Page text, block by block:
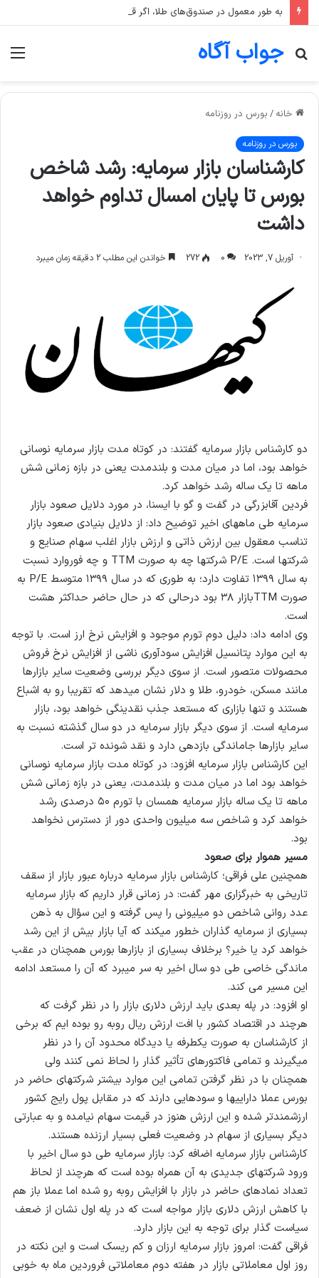
جواب آگاه
جستجو
خانه / بورس در روزنامه
بورس در روزنامه
کارشناسان بازار سرمایه: رشد شاخص
بورس تا پایان امسال تداوم خواهد
داشت
آوریل 7, 2023 0
272 خواندن این مطلب 2 دقیقه زمان میبرد
دو کارشناس بازار سرمایه گفتند: در کوتاه مدت بازار سرمایه نوسانی
خواهد بود، اما در میان مدت و بلندمدت یعنی در بازه زمانی شش
ماهه تا یک ساله رشد خواهد کرد.
فردین آقابزرگی در گفت و گو با ایسنا، در مورد دلایل صعود بازار
سرمایه طی ماههای اخیر توضیح داد: از دلایل بنیادی صعود بازار
تناسب معقول بین ارزش ذاتی و ارزش بازار اغلب سهام صنایع و
شرکتها است. P/E شرکتها چه به صورت TTM و چه فوروارد نسبت
به سال ۱۳۹۹ تفاوت دارد؛ به طوری که در سال ۱۳۹۹ متوسط P/E به
صورت TTMبازار ۳۸ بود درحالی که در حال حاضر حداکثر هشت
است.
وی ادامه داد: دلیل دوم تورم موجود و افزایش نرخ ارز است. با توجه
به این موارد پتانسیل افزایش سودآوری ناشی از افزایش نرخ فروش
محصولات متصور است. از سوی دیگر بررسی وضعیت سایر بازارها
مانند مسکن، خودرو، طلا و دلار نشان میدهد که تقریبا رو به اشباع
هستند و تنها بازاری که مستعد جذب نقدینگی خواهد بود، بازار
سرمایه است. از سوی دیگر بازار سرمایه در دو سال گذشته نسبت به
سایر بازارها جاماندگی بازدهی دارد و نقد شونده تر است.
این کارشناس بازار سرمایه افزود: در کوتاه مدت بازار سرمایه نوسانی
خواهد بود اما در میان مدت و بلندمدت، یعنی در بازه زمانی شش
ماهه تا یک ساله بازار سرمایه همسان با تورم ۵۰ درصدی رشد
خواهد کرد و شاخص سه میلیون واحدی دور از دسترس نخواهد
بود.
مسیر هموار برای صعود
همچنین علی فراقی؛ کارشناس بازار سرمایه درباره عبور بازار از سقف
تاریخی به خبرگزاری مهر گفت: در زمانی قرار داریم که بازار سرمایه
عدد روانی شاخص دو میلیونی را پس گرفته و این سؤال به ذهن
بسیاری از سرمایه گذاران خطور میکند که آیا بازار بیش از این رشد
خواهد کرد یا خیر؟ برخلاف بسیاری از بازارها بورس همچنان در عقب
ماندگی خاصی طی دو سال اخیر به سر میبرد که آن را مستعد ادامه
این مسیر می کند.
او افزود: در پله بعدی باید ارزش دلاری بازار را در نظر گرفت که
هرچند در اقتصاد کشور با افت ارزش ریال روبه رو بوده ایم که برخی
از کارشناسان به صورت یکطرفه یا دیدگاه محدود آن را در نظر
میگیرند و تمامی فاکتورهای تأثیر گذار را لحاظ نمی کنند ولی
همچنان با در نظر گرفتن تمامی این موارد بیشتر شرکتهای حاضر در
بورس عملا داراییها و سودهایی دارند که در مقابل پول رایج کشور
ارزشمندتر شده و این ارزش هنوز در قیمت سهام نیامده و به عبارتی
دیگر بسیاری از سهام در وضعیت فعلی بسیار ارزنده هستند.
کارشناس بازار سرمایه اضافه کرد: بازار سرمایه طی دو سال اخیر با
ورود شرکتهای جدیدی به آن همراه بوده است که هرچند از لحاظ
تعداد نمادهای حاضر در بازار با افزایش روبه رو شده اما عملا باز هم
با کاهش ارزش دلاری بازار مواجه است که در پله اول نشان از ضعف
سیاست گذار برای توجه به این بازار دارد.
فراقی گفت: امروز بازار سرمایه ارزان و کم ریسک است و این نکته در
روز اول معاملاتی بازار در هفته دوم معاملاتی فروردین ماه به خوبی